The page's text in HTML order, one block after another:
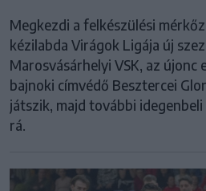
Megkezdi a felkészülési
kézilabda Virágok Ligája új
Marosvásárhelyi VSK, az újonc
bajnoki címvédő Besztercei
játszik, majd további
rá.